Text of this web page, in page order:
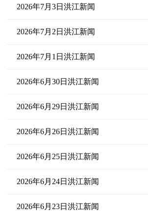
2026年7月3日洪江新闻
2026年7月2日洪江新闻
2026年7月1日洪江新闻
2026年6月30日洪江新闻
2026年6月29日洪江新闻
2026年6月26日洪江新闻
2026年6月25日洪江新闻
2026年6月24日洪江新闻
2026年6月23日洪江新闻